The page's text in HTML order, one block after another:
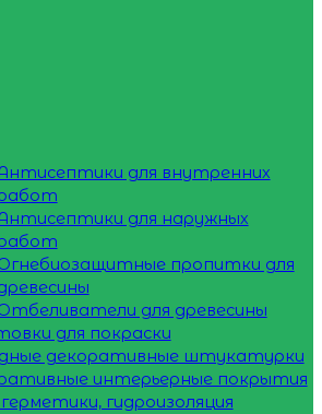
Антисептики для внутренних
Антисептики для наружных
пропитки для
для древесины
для покраски
декоративные штукатурки
интерьерные покрытия
герметики, гидроизоляция